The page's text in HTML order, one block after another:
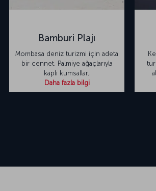
Bamburi Plajı
Mombasa deniz turizmi için adeta
bir cennet. Palmiye ağaçlarıyla
kaplı kumsallar,
Daha fazla bilgi